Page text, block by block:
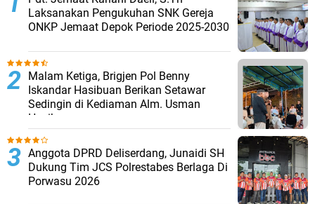
Laksanakan Pengukuhan SNK Gereja
ONKP Jemaat Depok Periode 2025-2030
Malam Ketiga, Brigjen Pol Benny
Iskandar Hasibuan Berikan Setawar
Sedingin di Kediaman Alm. Usman
Hasibuan
Anggota DPRD Deliserdang, Junaidi SH
Dukung Tim JCS Polrestabes Berlaga Di
Porwasu 2026